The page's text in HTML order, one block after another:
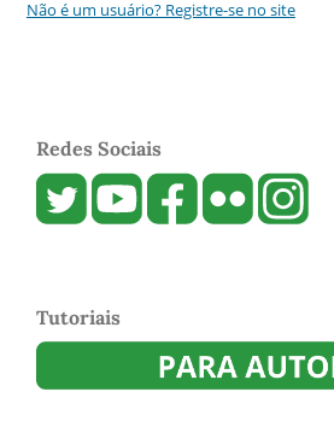
Não é um usuário? Registre-se no site
Redes Sociais
Tutoriais